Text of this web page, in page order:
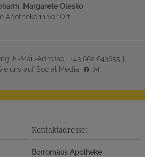
Margarete Olesko
Apothekerin vor Ort
E-Mail-Adresse| +43 662 643655
uns auf Social Media:
Kontaktadresse:
Borromäus Apotheke